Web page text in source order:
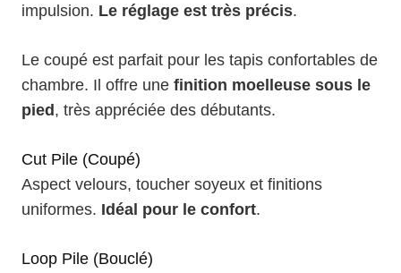
impulsion. Le réglage est très précis.
Le coupé est parfait pour les tapis confortables de
chambre. Il offre une finition moelleuse sous le
pied, très appréciée des débutants.
Cut Pile (Coupé)
Aspect velours, toucher soyeux et finitions
uniformes. Idéal pour le confort.
Loop Pile (Bouclé)